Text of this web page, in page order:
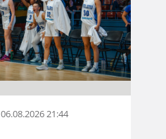
06.08.2026 21:44